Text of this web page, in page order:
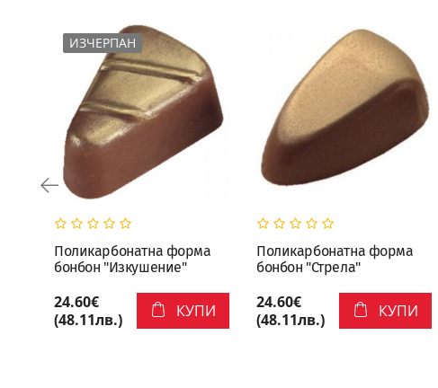
ИЗЧЕРПАН
Поликарбонатна форма
бонбон "Изкушение"
24.60€
(48.11лв.)
КУПИ
Поликарбонатна форма
бонбон "Стрела"
24.60€
(48.11лв.)
КУПИ